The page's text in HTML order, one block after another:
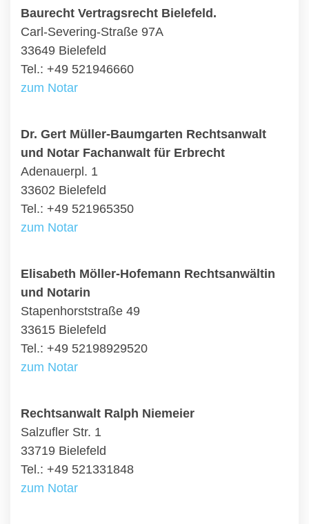
Baurecht Vertragsrecht Bielefeld.
Carl-Severing-Straße 97A
33649 Bielefeld
Tel.: +49 521946660
zum Notar
Dr. Gert Müller-Baumgarten Rechtsanwalt
und Notar Fachanwalt für Erbrecht
Adenauerpl. 1
33602 Bielefeld
Tel.: +49 521965350
zum Notar
Elisabeth Möller-Hofemann Rechtsanwältin
und Notarin
Stapenhorststraße 49
33615 Bielefeld
Tel.: +49 52198929520
zum Notar
Rechtsanwalt Ralph Niemeier
Salzufler Str. 1
33719 Bielefeld
Tel.: +49 521331848
zum Notar